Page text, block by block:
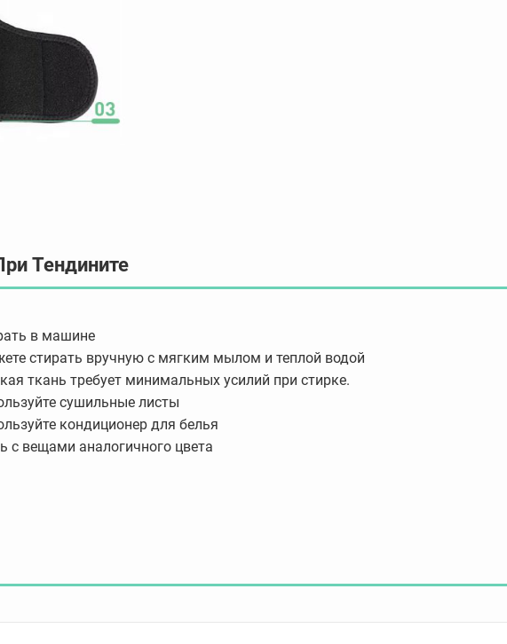
Тендините
в машине
стирать вручную с мягким мылом и теплой водой
ткань требует минимальных усилий при стирке.
сушильные листы
кондиционер для белья
с вещами аналогичного цвета